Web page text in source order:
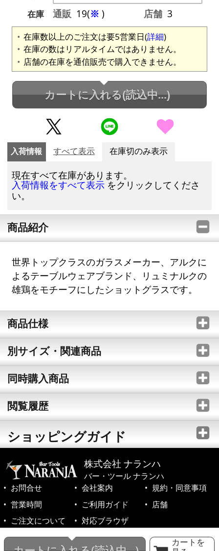
在庫
通販 19(※ ) 店舗 3
在庫数以上のご注文は要5営業日(詳細)
在庫の数はリアルタイムではありません。
店舗の在庫を通信販売で購入できません。
カートに入れる(読込中...)
カートを
入荷情報 すべて表示 在庫切のみ表示
現在すべて在庫があります。
入荷情報をすべて表示 をクリックしてくださ
い。
商品紹介
世界トップクラスのガラスメーカー、アルクに
よるテーブルウェアブランド、リュミナルクの
雄鶏をモチーフにしたショットグラスです。
商品仕様
別サイズ・関連商品
同時購入商品
閲覧履歴
ショッピングガイド
株式会社 ナランハ
バー・ツール ナランハ
お問合せ
会社案内
規約・同意事項
営業時間
ご利用ガイド
店舗
ご注文について
対応ブラウザ
©1999-2026 NARANJA Inc. All Rights Reserved.